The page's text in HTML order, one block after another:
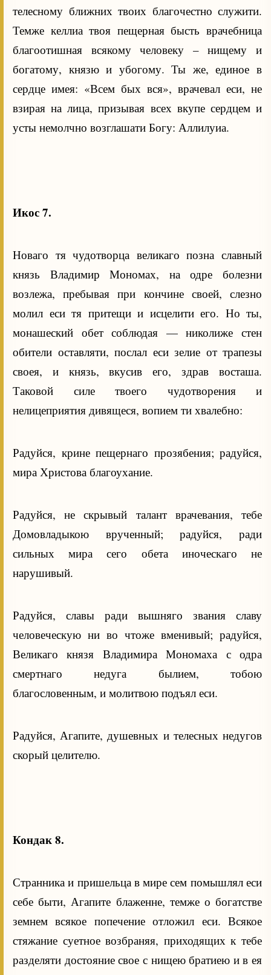
телесному ближних твоих благочестно служити.
Темже келлиа твоя пещерная бысть врачебница
благоотишная всякому человеку – нищему и
богатому, князю и убогому. Ты же, единое в
сердце имея: «Всем бых вся», врачевал еси, не
взирая на лица, призывая всех вкупе сердцем и
усты немолчно возглашати Богу: Аллилуиа.
Икос 7.
Новаго тя чудотворца великаго позна славный
князь Владимир Мономах, на одре болезни
возлежа, пребывая при кончине своей, слезно
молил еси тя притещи и исцелити его. Но ты,
монашеский обет соблюдая — николиже стен
обители оставляти, послал еси зелие от трапезы
своея, и князь, вкусив его, здрав восташа.
Таковой силе твоего чудотворения и
нелицеприятия дивящеся, вопием ти хвалебно:
Радуйся, крине пещернаго прозябения; радуйся,
мира Христова благоухание.
Радуйся, не скрывый талант врачевания, тебе
Домовладыкою врученный; радуйся, ради
сильных мира сего обета иноческаго не
нарушивый.
Радуйся, славы ради вышняго звания славу
человеческую ни во чтоже вменивый; радуйся,
Великаго князя Владимира Мономаха с одра
смертнаго недуга былием, тобою
благословенным, и молитвою подъял еси.
Радуйся, Агапите, душевных и телесных недугов
скорый целителю.
Кондак 8.
Странника и пришельца в мире сем помышлял еси
себе быти, Агапите блаженне, темже о богатстве
земнем всякое попечение отложил еси. Всякое
стяжание суетное возбраняя, приходящих к тебе
разделяти достояние свое с нищею братиею и в ея